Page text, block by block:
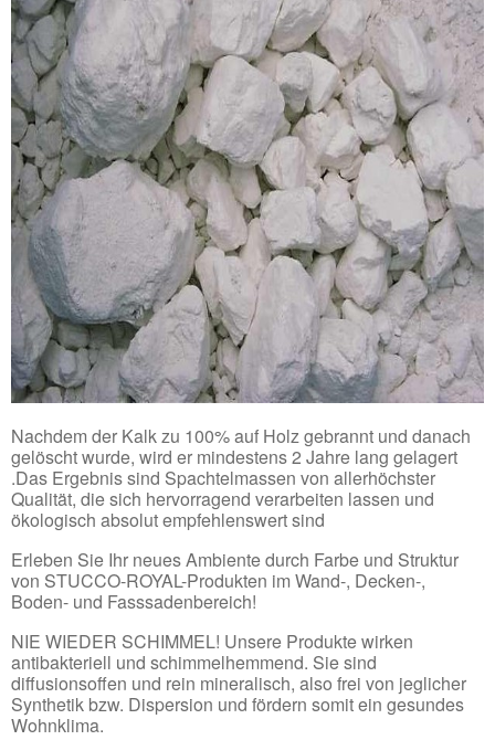
Nachdem der Kalk zu 100% auf Holz gebrannt und danach
gelöscht wurde, wird er mindestens 2 Jahre lang gelagert
.Das Ergebnis sind Spachtelmassen von allerhöchster
Qualität, die sich hervorragend verarbeiten lassen und
ökologisch absolut empfehlenswert sind
Erleben Sie Ihr neues Ambiente durch Farbe und Struktur
von STUCCO-ROYAL-Produkten im Wand-, Decken-,
Boden- und Fasssadenbereich!
NIE WIEDER SCHIMMEL! Unsere Produkte wirken
antibakteriell und schimmelhemmend. Sie sind
diffusionsoffen und rein mineralisch, also frei von jeglicher
Synthetik bzw. Dispersion und fördern somit ein gesundes
Wohnklima.